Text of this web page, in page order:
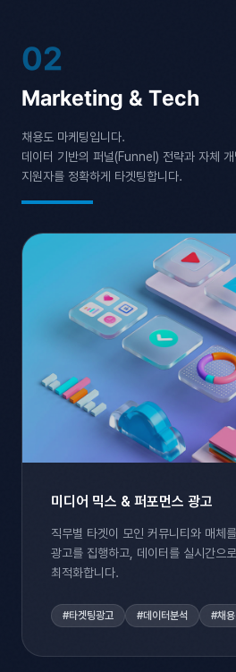
02
Marketing & Tech
채용도 마케팅입니다.
데이터 기반의 퍼널(Funnel) 전략과 자체
지원자를 정확하게 타겟팅합니다.
미디어 믹스 & 퍼포먼스 광고
직무별 타겟이 모인 커뮤니티와 매체
광고를 집행하고, 데이터를 실시간으
최적화합니다.​
#타겟팅광고 #데이터분석 #채